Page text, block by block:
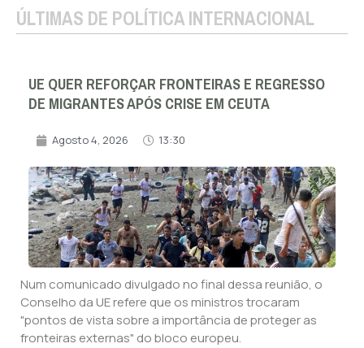
ÚLTIMAS DE POLÍTICA INTERNACIONAL
UE QUER REFORÇAR FRONTEIRAS E REGRESSO
DE MIGRANTES APÓS CRISE EM CEUTA
Agosto 4, 2026 13:30
Num comunicado divulgado no final dessa reunião, o
Conselho da UE refere que os ministros trocaram
"pontos de vista sobre a importância de proteger as
fronteiras externas" do bloco europeu.